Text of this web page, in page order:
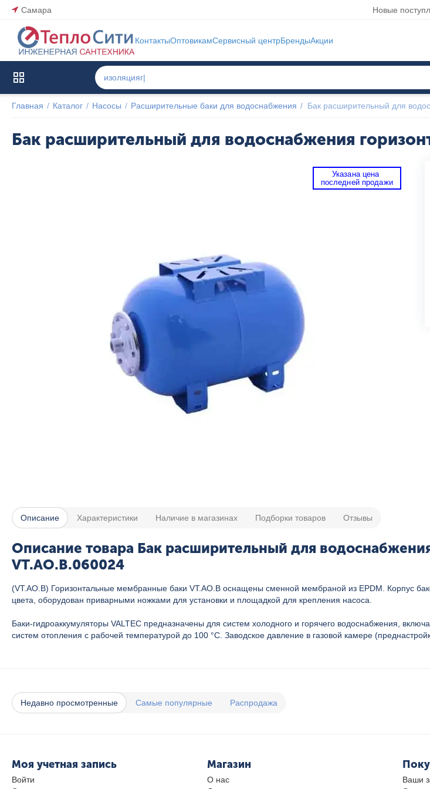
Самара Новые
КонтактыОптовикамСервисный центрБрендыАкции
Главная / Каталог / Насосы / Расширительные баки для водоснабжения / Бак расширительный для
Бак расширительный для водоснабжения
Указана цена
последней продажи
Описание Характеристики Наличие в магазинах Подборки товаров Отзывы
Описание товара Бак расширительный для
VT.AO.B.060024
(VT.AO.B) Горизонтальные мембранные баки VT.AO.B оснащены сменной мембраной из EPDM. Корпус
цвета, оборудован приварными ножками для установки и площадкой для крепления насоса.
Баки-гидроаккумуляторы VALTEC предназначены для систем холодного и горячего водоснабжения,
систем отопления с рабочей температурой до 100 °С. Заводское давление в газовой камере
Недавно просмотренные Самые популярные Распродажа
Моя учетная запись
Войти
Магазин
О нас
Ваши